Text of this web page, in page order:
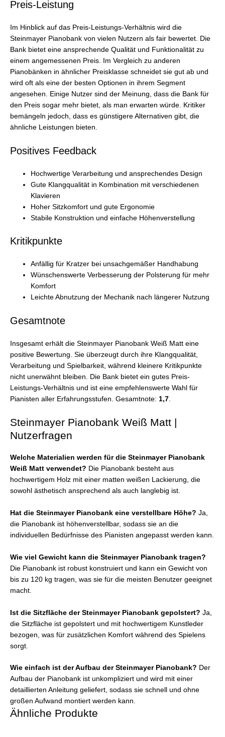
Preis-Leistung
Im Hinblick auf das Preis-Leistungs-Verhältnis wird die
Steinmayer Pianobank von vielen Nutzern als fair bewertet. Die
Bank bietet eine ansprechende Qualität und Funktionalität zu
einem angemessenen Preis. Im Vergleich zu anderen
Pianobänken in ähnlicher Preisklasse schneidet sie gut ab und
wird oft als eine der besten Optionen in ihrem Segment
angesehen. Einige Nutzer sind der Meinung, dass die Bank für
den Preis sogar mehr bietet, als man erwarten würde. Kritiker
bemängeln jedoch, dass es günstigere Alternativen gibt, die
ähnliche Leistungen bieten.
Positives Feedback
Hochwertige Verarbeitung und ansprechendes Design
Gute Klangqualität in Kombination mit verschiedenen
Klavieren
Hoher Sitzkomfort und gute Ergonomie
Stabile Konstruktion und einfache Höhenverstellung
Kritikpunkte
Anfällig für Kratzer bei unsachgemäßer Handhabung
Wünschenswerte Verbesserung der Polsterung für mehr
Komfort
Leichte Abnutzung der Mechanik nach längerer Nutzung
Gesamtnote
Insgesamt erhält die Steinmayer Pianobank Weiß Matt eine
positive Bewertung. Sie überzeugt durch ihre Klangqualität,
Verarbeitung und Spielbarkeit, während kleinere Kritikpunkte
nicht unerwähnt bleiben. Die Bank bietet ein gutes Preis-
Leistungs-Verhältnis und ist eine empfehlenswerte Wahl für
Pianisten aller Erfahrungsstufen. Gesamtnote: 1,7.
Steinmayer Pianobank Weiß Matt |
Nutzerfragen
Welche Materialien werden für die Steinmayer Pianobank
Weiß Matt verwendet? Die Pianobank besteht aus
hochwertigem Holz mit einer matten weißen Lackierung, die
sowohl ästhetisch ansprechend als auch langlebig ist.
Hat die Steinmayer Pianobank eine verstellbare Höhe? Ja,
die Pianobank ist höhenverstellbar, sodass sie an die
individuellen Bedürfnisse des Pianisten angepasst werden kann.
Wie viel Gewicht kann die Steinmayer Pianobank tragen?
Die Pianobank ist robust konstruiert und kann ein Gewicht von
bis zu 120 kg tragen, was sie für die meisten Benutzer geeignet
macht.
Ist die Sitzfläche der Steinmayer Pianobank gepolstert? Ja,
die Sitzfläche ist gepolstert und mit hochwertigem Kunstleder
bezogen, was für zusätzlichen Komfort während des Spielens
sorgt.
Wie einfach ist der Aufbau der Steinmayer Pianobank? Der
Aufbau der Pianobank ist unkompliziert und wird mit einer
detaillierten Anleitung geliefert, sodass sie schnell und ohne
großen Aufwand montiert werden kann.
Ähnliche Produkte